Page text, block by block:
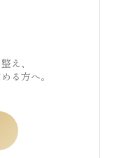
え、
る方へ。